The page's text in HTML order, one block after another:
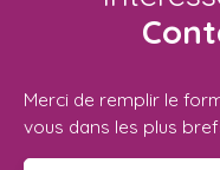
Merci de remplir le
vous dans les plus